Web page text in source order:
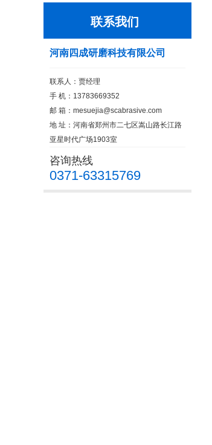
联系我们
河南四成研磨科技有限公司
联系人：贾经理
手 机：13783669352
邮 箱： mesuejia@scabrasive.com
地 址：河南省郑州市二七区嵩山路长江路
亚星时代广场1903室
咨询热线
0371-63315769